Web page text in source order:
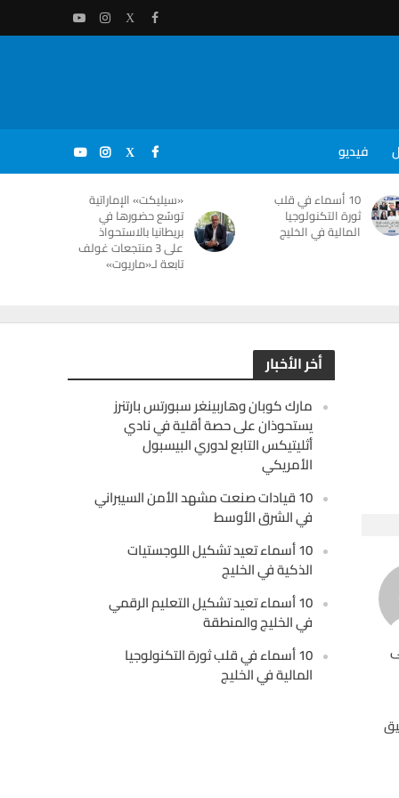
فيديو
10 أسماء في قلب
ثورة التكنولوجيا
المالية في الخليج
«سيليكت» الإماراتية
توسّع حضورها في
بريطانيا بالاستحواذ
على 3 منتجعات غولف
تابعة لـ«ماريوت»
أخر الأخبار
مارك كوبان وهاربينغر سبورتس بارتنرز
يستحوذان على حصة أقلية في نادي
أثليتيكس التابع لدوري البيسبول
الأمريكي
10 قيادات صنعت مشهد الأمن السيبراني
في الشرق الأوسط
10 أسماء تعيد تشكيل اللوجستيات
الذكية في الخليج
10 أسماء تعيد تشكيل التعليم الرقمي
في الخليج والمنطقة
10 أسماء في قلب ثورة التكنولوجيا
المالية في الخليج